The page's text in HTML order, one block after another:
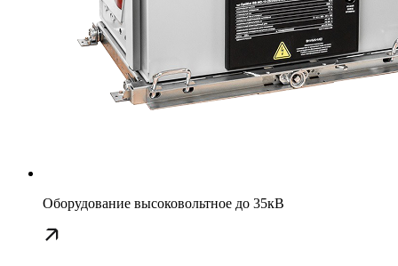
Оборудование высоковольтное до 35кВ